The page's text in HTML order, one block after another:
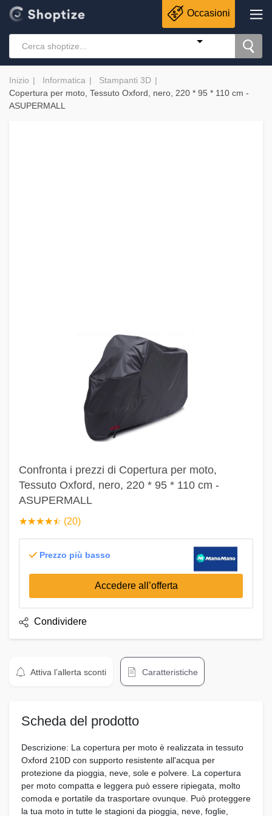
Occasioni
Inizio Informatica
Stampanti 3D
Copertura per moto, Tessuto Oxford, nero, 220 * 95 * 110 cm -
ASUPERMALL
Confronta i prezzi di Copertura per moto,
Tessuto Oxford, nero, 220 * 95 * 110 cm -
ASUPERMALL
☆☆☆☆☆
★★★★★ (20)
Prezzo più basso
Accedere all’offerta
Condividere
Attiva l’allerta sconti Caratteristiche
Scheda del prodotto
Descrizione: La copertura per moto è realizzata in tessuto
Oxford 210D con supporto resistente all'acqua per
protezione da pioggia, neve, sole e polvere. La copertura
per moto compatta e leggera può essere ripiegata, molto
comoda e portatile da trasportare ovunque. Può proteggere
la tua moto in tutte le stagioni da pioggia, neve, foglie,